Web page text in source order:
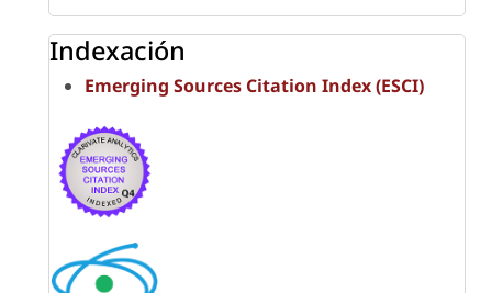
Indexación
Emerging Sources Citation Index (ESCI)